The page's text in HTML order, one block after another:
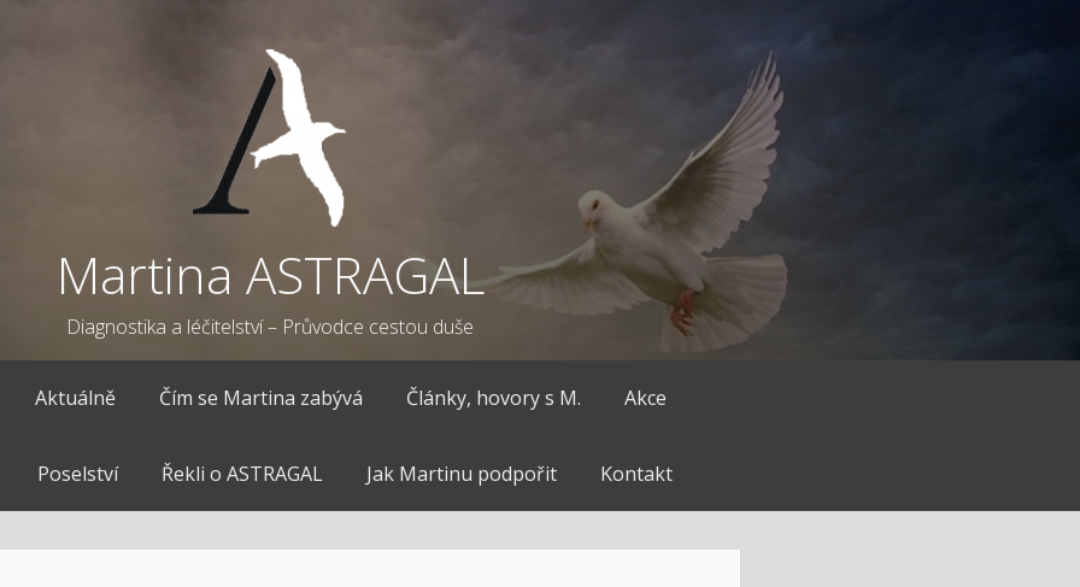
Martina ASTRAGAL
Diagnostika a léčitelství – Průvodce cestou duše
Aktuálně Čím se Martina zabývá Články, hovory s M. Akce
Poselství Řekli o ASTRAGAL Jak Martinu podpořit Kontakt